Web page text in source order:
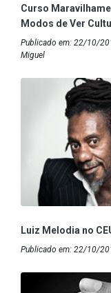
Curso
Modos de Ver
Publicado em: 22/10/
Miguel
Luiz Melodia no
Publicado em: 22/10/